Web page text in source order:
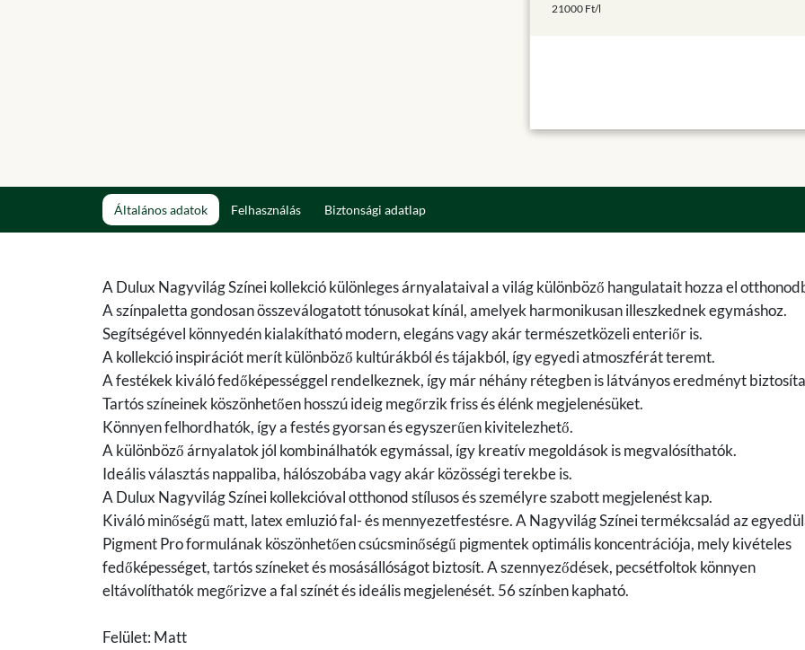
21000 Ft/l
Általános adatok Felhasználás Biztonsági adatlap
A Dulux Nagyvilág Színei kollekció különleges árnyalataival a világ különböző hangulatait hozza el
A színpaletta gondosan összeválogatott tónusokat kínál, amelyek harmonikusan illeszkednek egymáshoz.
Segítségével könnyedén kialakítható modern, elegáns vagy akár természetközeli enteriőr is.
A kollekció inspirációt merít különböző kultúrákból és tájakból, így egyedi atmoszférát teremt.
A festékek kiváló fedőképességgel rendelkeznek, így már néhány rétegben is látványos eredményt
Tartós színeinek köszönhetően hosszú ideig megőrzik friss és élénk megjelenésüket.
Könnyen felhordhatók, így a festés gyorsan és egyszerűen kivitelezhető.
A különböző árnyalatok jól kombinálhatók egymással, így kreatív megoldások is megvalósíthatók.
Ideális választás nappaliba, hálószobába vagy akár közösségi terekbe is.
A Dulux Nagyvilág Színei kollekcióval otthonod stílusos és személyre szabott megjelenést kap.
Kiváló minőségű matt, latex emluzió fal- és mennyezetfestésre. A Nagyvilág Színei termékcsalád az
Pigment Pro formulának köszönhetően csúcsminőségű pigmentek optimális koncentrációja, mely kivételes
fedőképességet, tartós színeket és mosásállóságot biztosít. A szennyeződések, pecsétfoltok könnyen
eltávolíthatók megőrizve a fal színét és ideális megjelenését. 56 színben kapható.
Felület: Matt